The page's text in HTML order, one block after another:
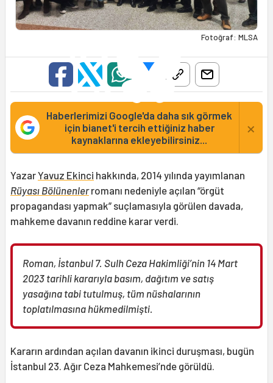
Fotoğraf: MLSA
Haberlerimizi Google'da daha sık görmek
için bianet'i tercih ettiğiniz haber
kaynaklarına ekleyebilirsiniz...
×
YazarYavuz Ekinci hakkında, 2014 yılında yayımlanan
Rüyası Bölünenlerromanı nedeniyle açılan “örgüt
propagandası yapmak” suçlamasıyla görülen davada,
mahkeme davanın reddine karar verdi.
Roman, İstanbul 7. Sulh Ceza Hakimliği’nin 14 Mart
2023 tarihli kararıyla basım, dağıtım ve satış
yasağına tabi tutulmuş, tüm nüshalarının
toplatılmasına hükmedilmişti.
Kararın ardından açılan davanın ikinci duruşması, bugün
İstanbul 23. Ağır Ceza Mahkemesi’nde görüldü.